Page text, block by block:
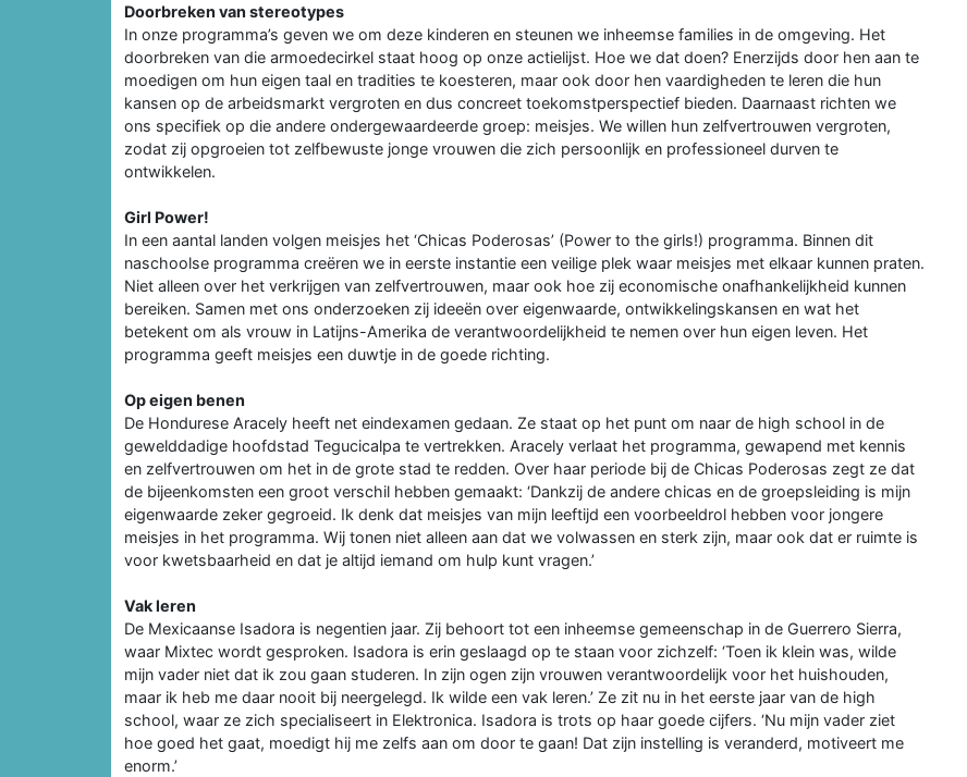
Doorbreken van stereotypes
In onze programma’s geven we om deze kinderen en steunen we inheemse families in de omgeving. Het
doorbreken van die armoedecirkel staat hoog op onze actielijst. Hoe we dat doen? Enerzijds door hen aan te
moedigen om hun eigen taal en tradities te koesteren, maar ook door hen vaardigheden te leren die hun
kansen op de arbeidsmarkt vergroten en dus concreet toekomstperspectief bieden. Daarnaast richten we
ons specifiek op die andere ondergewaardeerde groep: meisjes. We willen hun zelfvertrouwen vergroten,
zodat zij opgroeien tot zelfbewuste jonge vrouwen die zich persoonlijk en professioneel durven te
ontwikkelen.
Girl Power!
In een aantal landen volgen meisjes het ‘Chicas Poderosas’ (Power to the girls!) programma. Binnen dit
naschoolse programma creëren we in eerste instantie een veilige plek waar meisjes met elkaar kunnen praten.
Niet alleen over het verkrijgen van zelfvertrouwen, maar ook hoe zij economische onafhankelijkheid kunnen
bereiken. Samen met ons onderzoeken zij ideeën over eigenwaarde, ontwikkelingskansen en wat het
betekent om als vrouw in Latijns-Amerika de verantwoordelijkheid te nemen over hun eigen leven. Het
programma geeft meisjes een duwtje in de goede richting.
Op eigen benen
De Hondurese Aracely heeft net eindexamen gedaan. Ze staat op het punt om naar de high school in de
gewelddadige hoofdstad Tegucicalpa te vertrekken. Aracely verlaat het programma, gewapend met kennis
en zelfvertrouwen om het in de grote stad te redden. Over haar periode bij de Chicas Poderosas zegt ze dat
de bijeenkomsten een groot verschil hebben gemaakt: ‘Dankzij de andere chicas en de groepsleiding is mijn
eigenwaarde zeker gegroeid. Ik denk dat meisjes van mijn leeftijd een voorbeeldrol hebben voor jongere
meisjes in het programma. Wij tonen niet alleen aan dat we volwassen en sterk zijn, maar ook dat er ruimte is
voor kwetsbaarheid en dat je altijd iemand om hulp kunt vragen.’
Vak leren
De Mexicaanse Isadora is negentien jaar. Zij behoort tot een inheemse gemeenschap in de Guerrero Sierra,
waar Mixtec wordt gesproken. Isadora is erin geslaagd op te staan voor zichzelf: ‘Toen ik klein was, wilde
mijn vader niet dat ik zou gaan studeren. In zijn ogen zijn vrouwen verantwoordelijk voor het huishouden,
maar ik heb me daar nooit bij neergelegd. Ik wilde een vak leren.’ Ze zit nu in het eerste jaar van de high
school, waar ze zich specialiseert in Elektronica. Isadora is trots op haar goede cijfers. ‘Nu mijn vader ziet
hoe goed het gaat, moedigt hij me zelfs aan om door te gaan! Dat zijn instelling is veranderd, motiveert me
enorm.’